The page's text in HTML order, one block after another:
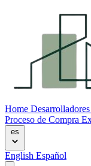
Home Desarrolladores
Proceso de Compra
es
English Español